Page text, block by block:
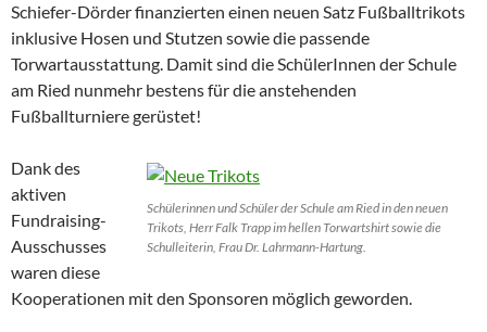
Schiefer-Dörder finanzierten einen neuen Satz Fußballtrikots
inklusive Hosen und Stutzen sowie die passende
Torwartausstattung. Damit sind die SchülerInnen der Schule
am Ried nunmehr bestens für die anstehenden
Fußballturniere gerüstet!
Schülerinnen und Schüler der Schule am Ried in den neuen
Trikots, Herr Falk Trapp im hellen Torwartshirt sowie die
Schulleiterin, Frau Dr. Lahrmann-Hartung.
Dank des
aktiven
Fundraising-
Ausschusses
waren diese
Kooperationen mit den Sponsoren möglich geworden.